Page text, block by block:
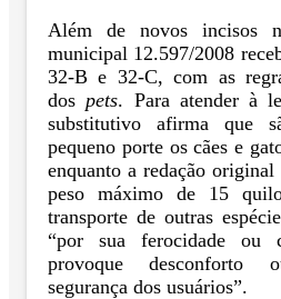
Além de novos incisos
municipal 12.597/2008
32-B e 32-C, com as
dos pets. Para atender à
substitutivo afirma que
pequeno porte os cães e
enquanto a redação
peso máximo de 15
transporte de outras
“por sua ferocidade ou
provoque desconforto
segurança dos usuários”.